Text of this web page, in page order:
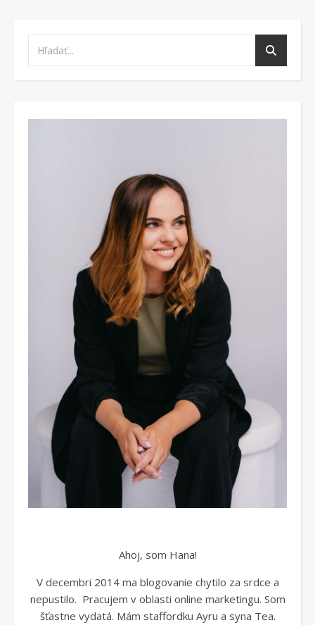
Ahoj, som Hana!
V decembri 2014 ma blogovanie chytilo za srdce a
nepustilo. Pracujem v oblasti online marketingu. Som
šťastne vydatá. Mám staffordku Ayru a syna Tea.